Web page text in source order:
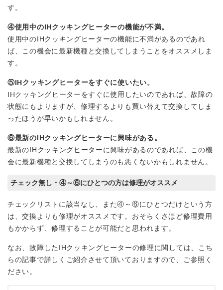
す。
④使用中のIHクッキングヒーターの機能が不満。
使用中のIHクッキングヒーターの機能に不満があるのであれ
ば、この機会に最新機種と交換してしまうことをオススメしま
す。
⑤IHクッキングヒーターをすぐに使いたい。
IHクッキングヒーターをすぐに使用したいのであれば、故障の
状態にもよりますが、修理するよりも買い替えて交換してしま
ったほうが早いかもしれません。
⑥最新のIHクッキングヒーターに興味がある。
最新のIHクッキングヒーターに興味があるのであれば、この機
会に最新機種と交換してしまうのも悪くないかもしれません。
チェック無し・④～⑥にひとつの方は修理がオススメ
チェックリストに該当なし、また④～⑥にひとつだけという方
は、交換よりも修理がオススメです。おそらくさほど修理費用
もかからず、修理することが可能だと思われます。
なお、故障したIHクッキングヒーターの修理に関しては、こち
らの記事で詳しくご紹介させて頂いておりますので、ご参照く
ださい。